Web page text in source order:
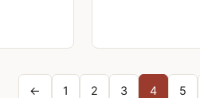
← 1 2 3 4 5